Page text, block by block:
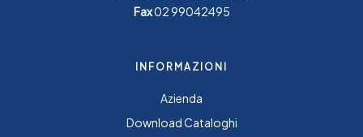
Fax02 99042495
INFORMAZIONI
Azienda
Download Cataloghi